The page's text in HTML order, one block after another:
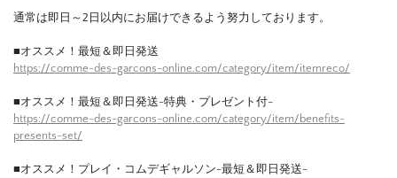
通常は即日～2日以内にお届けできるよう努力しております。
■オススメ！最短＆即日発送
https://comme-des-garcons-online.com/category/item/itemreco/
■オススメ！最短＆即日発送-特典・プレゼント付-
https://comme-des-garcons-online.com/category/item/benefits-
presents-set/
■オススメ！プレイ・コムデギャルソン-最短＆即日発送-